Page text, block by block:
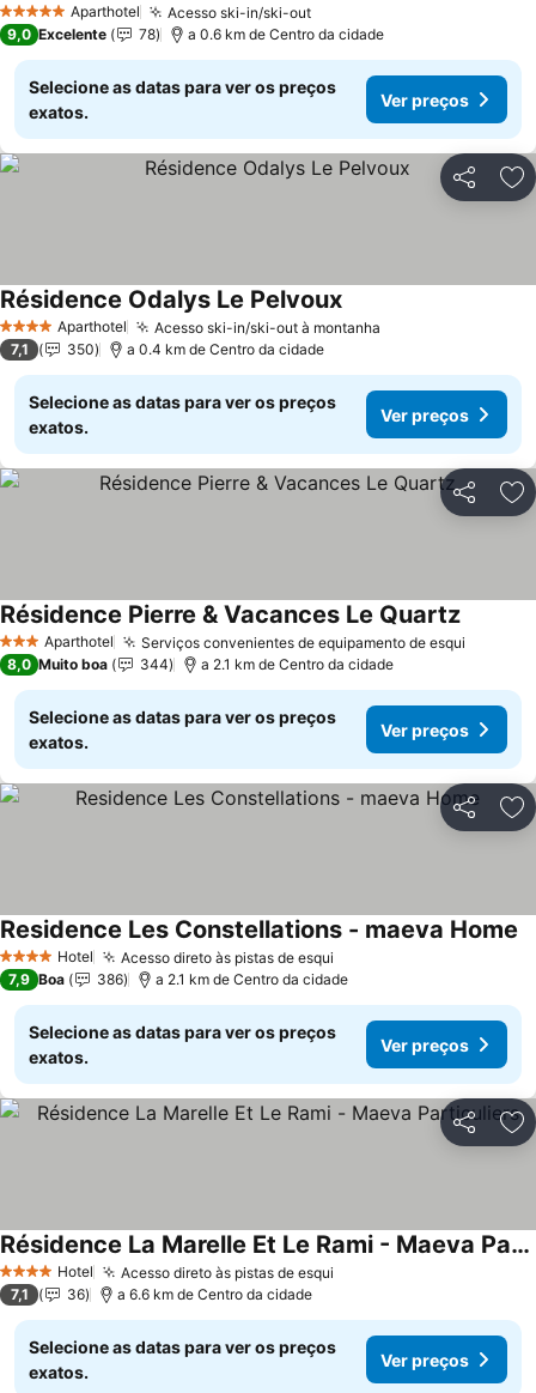
5 Estrelas Aparthotel Acesso ski-in/ski-out
9,0 Excelente 78 a 0.6 km de Centro da cidade
Selecione as datas para ver os preços
exatos.
Ver preços
Partilhar
4 EstrelasAparthotel Acesso ski-in/ski-out à montanha
Résidence Odalys Le Pelvoux
7,1 350 a 0.4 km de Centro da cidade
Selecione as datas para ver os preços
exatos.
Ver preços
Partilhar
3 EstrelasAparthotel Serviços convenientes de equipamento de esqui
Résidence Pierre & Vacances Le Quartz
8,0 Muito boa 344 a 2.1 km de Centro da cidade
Selecione as datas para ver os preços
exatos.
Ver preços
Partilhar
4 EstrelasHotel Acesso direto às pistas de esqui
Residence Les Constellations - maeva Home
7,9 Boa 386 a 2.1 km de Centro da cidade
Selecione as datas para ver os preços
exatos.
Ver preços
Partilhar
4 EstrelasHotel Acesso direto às pistas de esqui
Résidence La Marelle Et Le Rami - Maeva Particuliers
7,1 36 a 6.6 km de Centro da cidade
Selecione as datas para ver os preços
exatos.
Ver preços